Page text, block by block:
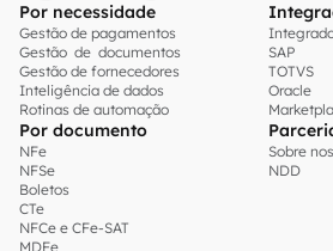
Por necessidade
Gestão de pagamentos
Gestão de documentos
Gestão de fornecedores
Inteligência de dados
Rotinas de automação
SAP
TOTVS
Oracle
Por documento
NFe
NFSe
Boletos
CTe
NFCe e CFe-SAT
MDFe
Sobre
NDD